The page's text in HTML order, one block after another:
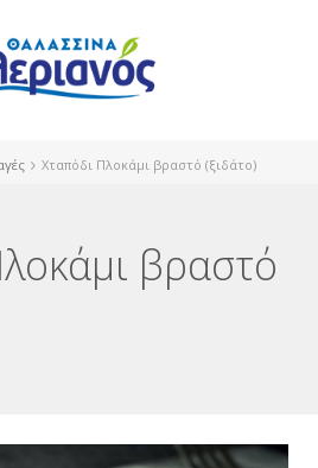
Xταπόδι Πλοκάμι βραστό (ξιδάτο)
βραστό